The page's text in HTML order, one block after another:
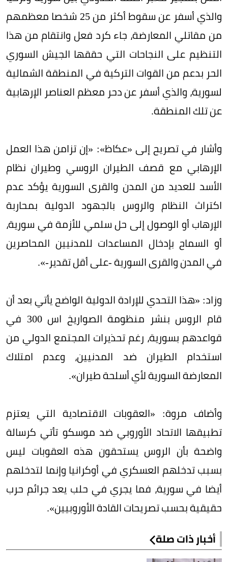
والذي أسفر عن سقوط أكثر من 25 شخصا معظمهم
من مقاتلي المعارضة، جاء كرد فعل وانتقام من هذا
التنظيم على النجاحات التي حققها الجيش السوري
الحر بدعم من القوات التركية في المنطقة الشمالية
لسورية، والذي أسفر عن دحر معظم العناصر الإرهابية
عن تلك المنطقة.
وأشار في تصريح إلى «عكاظ»: «إن تزامن هذا العمل
الإرهابي مع قصف الطيران الروسي وطيران نظام
الأسد للعديد من المدن والقرى السورية يؤكد عدم
اكتراث النظام والروس بالجهود الدولية بمحاربة
الإرهاب أو الوصول إلى حل سلمي للأزمة في سورية،
أو السماح بإدخال المساعدات للمدنيين المحاصرين
في المدن والقرى السورية -على أقل تقدير-».
وزاد: «هذا التحدي للإرادة الدولية الواضح يأتي بعد أن
قام الروس بنشر منظومة الصواريخ اس 300 في
قواعدهم بسورية، رغم تحذيرات المجتمع الدولي من
استخدام الطيران ضد المدنيين، وعدم امتلاك
المعارضة السورية لأي أسلحة طيران».
وأضاف مروة: «العقوبات الاقتصادية التي يعتزم
تطبيقها الاتحاد الأوروبي ضد موسكو تأتي كرسالة
واضحة بأن الروس يستحقون هذه العقوبات ليس
بسبب تدخلهم العسكري في أوكرانيا وإنما لتدخلهم
أيضا في سورية، فما يجري في حلب يعد جرائم حرب
حقيقية بحسب تصريحات القادة الأوروبيين».
أخبار ذات صلة